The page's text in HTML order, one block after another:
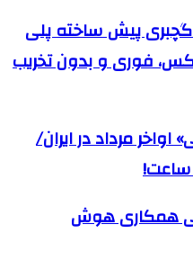
گچبری پیش ساخته پلی
فوری و بدون تخریب
مرداد در ایران/
همکاری هوش